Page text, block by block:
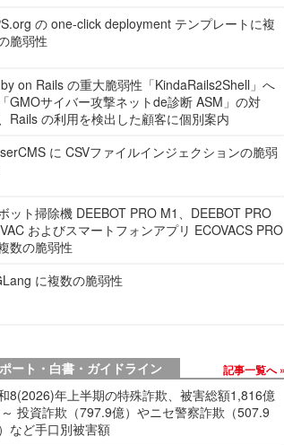
の one-click deployment テンプレートに複
脆弱性
on Rails の重大脆弱性「KindaRails2Shell」へ
GMOサイバー攻撃ネットde診断 ASM」の対
Rails の利用を検出した顧客に個別案内
に CSVファイルインジェクションの脆弱
ット掃除機 DEEBOT PRO M1、DEEBOT PRO
およびスマートフォンアプリ ECOVACS PRO
数の脆弱性
に複数の脆弱性
ート・白書・ガイドライン 記事一覧へ
8(2026)年上半期の特殊詐欺、被害総額1,816億
投資詐欺（797.9億）やニセ警察詐欺（507.9
など手口別被害額